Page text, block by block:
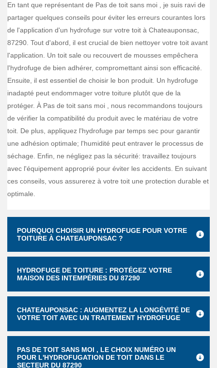
En tant que représentant de Pas de toit sans moi , je suis ravi de
partager quelques conseils pour éviter les erreurs courantes lors
de l'application d'un hydrofuge sur votre toit à Chateauponsac,
87290. Tout d'abord, il est crucial de bien nettoyer votre toit avant
l'application. Un toit sale ou recouvert de mousses empêchera
l'hydrofuge de bien adhérer, compromettant ainsi son efficacité.
Ensuite, il est essentiel de choisir le bon produit. Un hydrofuge
inadapté peut endommager votre toiture plutôt que de la
protéger. À Pas de toit sans moi , nous recommandons toujours
de vérifier la compatibilité du produit avec le matériau de votre
toit. De plus, appliquez l'hydrofuge par temps sec pour garantir
une adhésion optimale; l'humidité peut entraver le processus de
séchage. Enfin, ne négligez pas la sécurité: travaillez toujours
avec l'équipement approprié pour éviter les accidents. En suivant
ces conseils, vous assurerez à votre toit une protection durable et
optimale.
POURQUOI CHOISIR UN HYDROFUGE POUR VOTRE
TOITURE À CHATEAUPONSAC ?
HYDROFUGE DE TOITURE : PROTÉGEZ VOTRE
MAISON DES INTEMPÉRIES DU 87290
CHATEAUPONSAC : AUGMENTEZ LA LONGÉVITÉ DE
VOTRE TOIT AVEC UN TRAITEMENT HYDROFUGE
PAS DE TOIT SANS MOI , LE CHOIX NUMÉRO UN
POUR L'HYDROFUGATION DE TOIT DANS LE
SECTEUR DU 87290